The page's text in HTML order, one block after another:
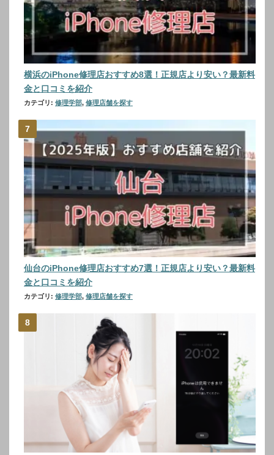
横浜のiPhone修理店おすすめ8選！正規店より安い？最新料
金と口コミを紹介
カテゴリ: 修理学部, 修理店舗を探す
仙台のiPhone修理店おすすめ7選！正規店より安い？最新料
金と口コミを紹介
カテゴリ: 修理学部, 修理店舗を探す